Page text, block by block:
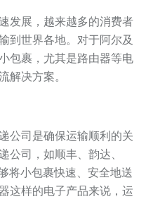
发展，越来越多的消费者
到世界各地。对于阿尔及
包裹，尤其是路由器等电
解决方案。
公司是确保运输顺利的关
公司，如顺丰、韵达、
将小包裹快速、安全地送
这样的电子产品来说，运